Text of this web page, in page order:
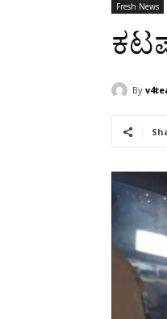
Fresh News
By